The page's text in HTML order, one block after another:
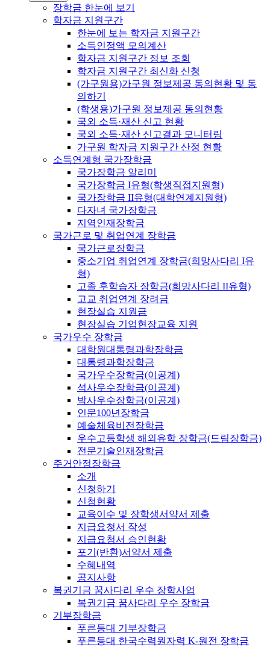
장학금 한눈에 보기
학자금 지원구간
한눈에 보는 학자금 지원구간
소득인정액 모의계산
학자금 지원구간 정보 조회
학자금 지원구간 최신화 신청
(가구원용)가구원 정보제공 동의현황 및 동
의하기
(학생용)가구원 정보제공 동의현황
국외 소득·재산 신고 현황
국외 소득·재산 신고결과 모니터링
가구원 학자금 지원구간 산정 현황
소득연계형 국가장학금
국가장학금 알리미
국가장학금 I유형(학생직접지원형)
국가장학금 II유형(대학연계지원형)
다자녀 국가장학금
지역인재장학금
국가근로 및 취업연계 장학금
국가근로장학금
중소기업 취업연계 장학금(희망사다리 I유
형)
고졸 후학습자 장학금(희망사다리 II유형)
고교 취업연계 장려금
현장실습 지원금
현장실습 기업현장교육 지원
국가우수 장학금
대학원대통령과학장학금
대통령과학장학금
국가우수장학금(이공계)
석사우수장학금(이공계)
박사우수장학금(이공계)
인문100년장학금
예술체육비전장학금
우수고등학생 해외유학 장학금(드림장학금)
전문기술인재장학금
주거안정장학금
소개
신청하기
신청현황
교육이수 및 장학생서약서 제출
지급요청서 작성
지급요청서 승인현황
포기(반환)서약서 제출
수혜내역
공지사항
복권기금 꿈사다리 우수 장학사업
복권기금 꿈사다리 우수 장학금
기부장학금
푸른등대 기부장학금
푸른등대 한국수력원자력 K-원전 장학금